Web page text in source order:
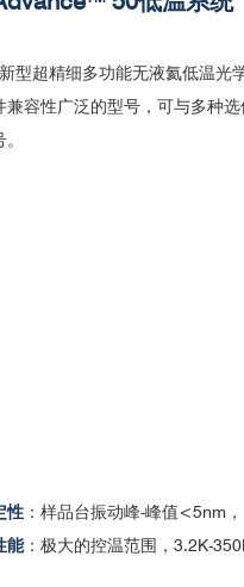
型超精细多功能无液氦低温光
兼容性广泛的型号，可与多种
性 ：样品台振动峰-峰值<5nm，
能：极大的控温范围，3.2K-
2 2
Spin–phonon
Probing dark
Electrical
Cascaded
Quantifying remote
Giant Enhancement of
Review Letters; Large
Photoluminescent
Strain-Correlated
Review B; Role of strain on
Review B; Signatures of four-
Persistent Optical
Optical generation
大学